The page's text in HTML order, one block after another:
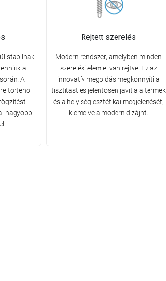
stabilnak
a
A
történő
nagyobb
Rejtett szerelés
Modern rendszer, amelyben minden
szerelési elem el van rejtve. Ez az
innovatív megoldás megkönnyíti a
tisztítást és jelentősen javítja a termék
és a helyiség esztétikai megjelenését,
kiemelve a modern dizájnt.